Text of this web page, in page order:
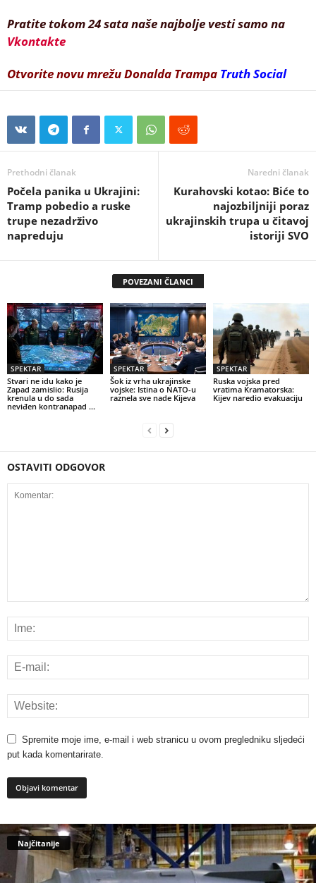
Pratite tokom 24 sata naše najbolje vesti samo na
Vkontakte
Otvorite novu mrežu Donalda Trampa Truth Social
Prethodni članak
Počela panika u Ukrajini:
Tramp pobedio a ruske
trupe nezadrživo
napreduju
Naredni članak
Kurahovski kotao: Biće to
najozbiljniji poraz
ukrajinskih trupa u čitavoj
istoriji SVO
POVEZANI ČLANCI
SPEKTAR
Stvari ne idu kako je
Zapad zamislio: Rusija
krenula u do sada
neviđen kontranapad …
SPEKTAR
Šok iz vrha ukrajinske
vojske: Istina o NATO-u
raznela sve nade Kijeva
SPEKTAR
Ruska vojska pred
vratima Kramatorska:
Kijev naredio evakuaciju
OSTAVITI ODGOVOR
Spremite moje ime, e-mail i web stranicu u ovom pregledniku sljedeći
put kada komentarirate.
Najčitanije